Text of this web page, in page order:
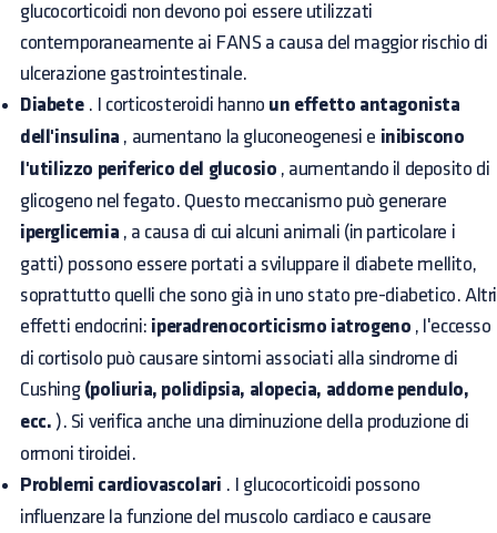
glucocorticoidi non devono poi essere utilizzati
contemporaneamente ai FANS a causa del maggior rischio di
ulcerazione gastrointestinale.
Diabete. I corticosteroidi hanno un effetto antagonista
dell'insulina , aumentano la gluconeogenesi e inibiscono
l'utilizzo periferico del glucosio , aumentando il deposito di
glicogeno nel fegato. Questo meccanismo può generare
iperglicemia , a causa di cui alcuni animali (in particolare i
gatti) possono essere portati a sviluppare il diabete mellito,
soprattutto quelli che sono già in uno stato pre-diabetico. Altri
effetti endocrini: iperadrenocorticismo iatrogeno , l'eccesso
di cortisolo può causare sintomi associati alla sindrome di
Cushing (poliuria, polidipsia, alopecia, addome pendulo,
ecc. ). Si verifica anche una diminuzione della produzione di
ormoni tiroidei.
Problemi cardiovascolari . I glucocorticoidi possono
influenzare la funzione del muscolo cardiaco e causare